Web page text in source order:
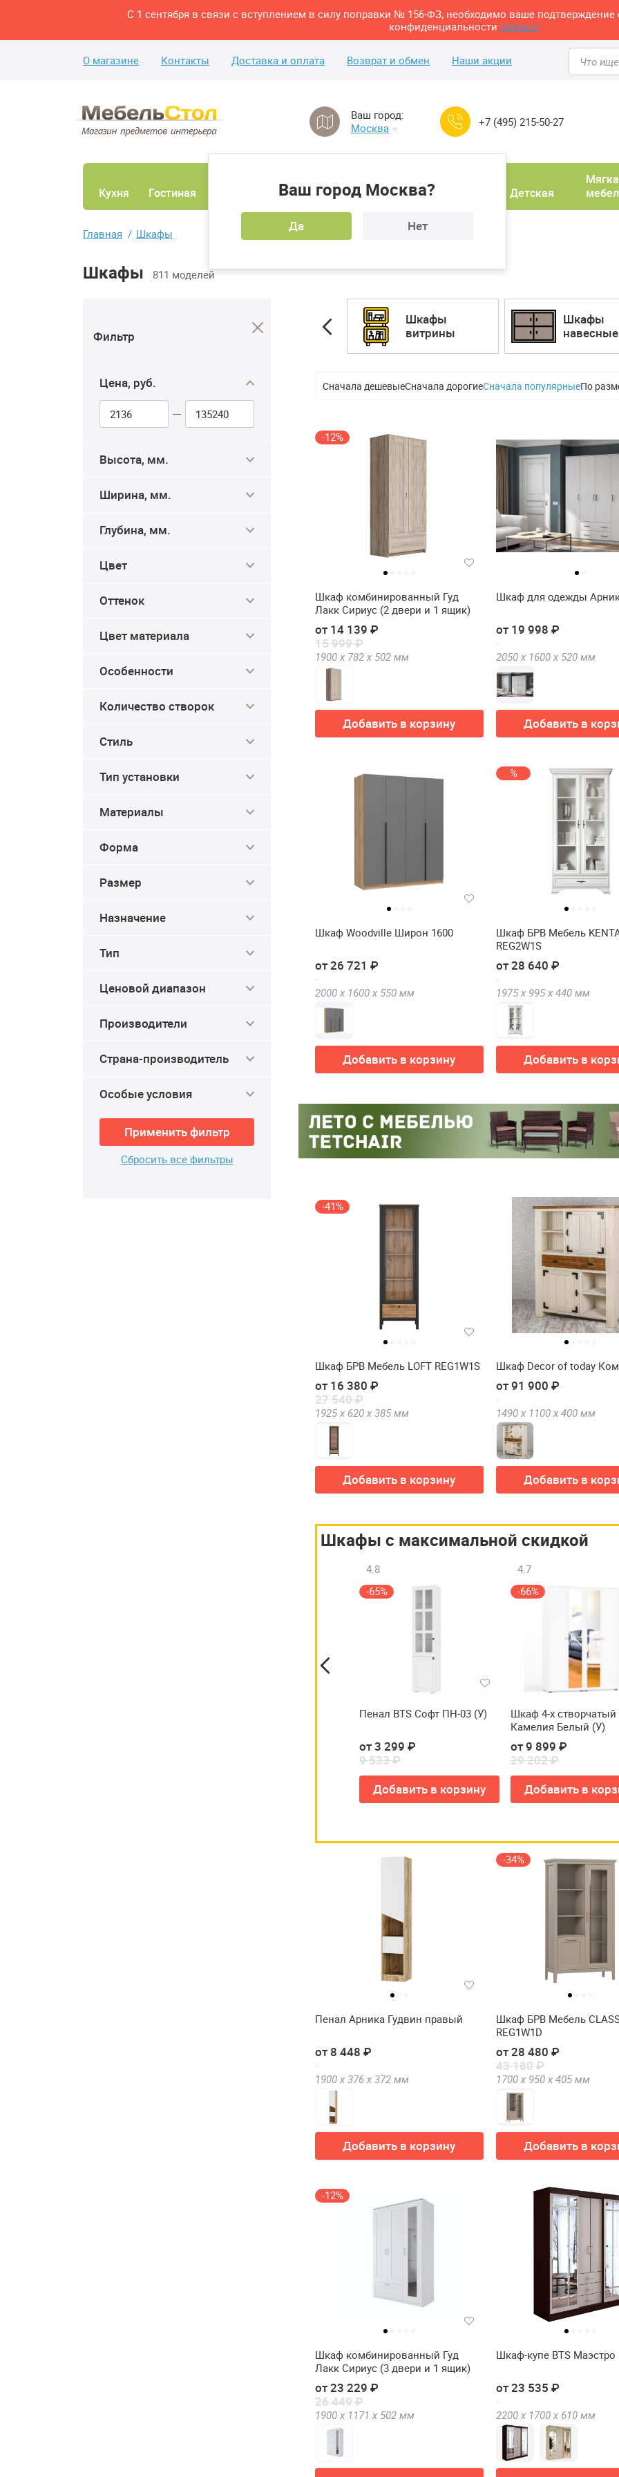
С 1 сентября в связи с вступлением в силу поправки № 156-ФЗ, необходимо ваше
конфиденциальности здесь>>
О магазине Контакты Доставка и оплата Возврат и обмен Наши акции
Ваш город:
Москва
Ваш город Москва?
Да Нет
+7 (495) 215-50-27
Кухня Гостиная Спальня
кабинет
Детская
Главная Шкафы
Шкафы 811 моделей
распашные
Шкафы-Купе
Шкафы
витрины
Шкафы
навесные
Сначала дешевыеСначала дорогиеСначала популярныеПо
-12%
Шкаф комбинированный Гуд
Лакк Сириус (2 двери и 1 ящик)
от 14 139 ₽
15 999 ₽
1900 х 782 х 502 мм
Добавить в корзину
Шкаф для одежды
от 19 998 ₽
2050 х 1600 х 520 мм
Добавить в
Шкаф Woodville Широн 1600
от 26 721 ₽
2000 х 1600 х 550 мм
Добавить в корзину
%
Шкаф БРВ Мебель
REG2W1S
от 28 640 ₽
1975 х 995 х 440 мм
Добавить в
-41%
Шкаф БРВ Мебель LOFT REG1W1S
от 16 380 ₽
27 540 ₽
1925 х 620 х 385 мм
Добавить в корзину
Шкаф Decor of today
от 91 900 ₽
1490 х 1100 х 400 мм
Добавить в
Шкафы с максимальной скидкой
4.8
-65%
Пенал BTS Софт ПН-03 (У)
от 3 299 ₽
9 533 ₽
Добавить в корзину
4.7
-66%
Шкаф 4-х створчатый
Камелия Белый (У)
от 9 899 ₽
29 202 ₽
Добавить в
Пенал Арника Гудвин правый
от 8 448 ₽
1900 х 376 х 372 мм
Добавить в корзину
-34%
Шкаф БРВ Мебель
REG1W1D
от 28 480 ₽
43 180 ₽
1700 х 950 х 405 мм
Добавить в
-12%
Шкаф комбинированный Гуд
Лакк Сириус (3 двери и 1 ящик)
от 23 229 ₽
26 449 ₽
1900 х 1171 х 502 мм
Шкаф-купе BTS Маэстро
от 23 535 ₽
2200 х 1700 х 610 мм
Фильтр
Цена, руб.
Высота, мм.
Ширина, мм.
Глубина, мм.
Цвет
Оттенок
Цвет материала
Особенности
Количество створок
Стиль
Тип установки
Материалы
Форма
Размер
Назначение
Тип
Ценовой диапазон
Производители
Страна-производитель
Особые условия
Применить фильтр
Сбросить все фильтры